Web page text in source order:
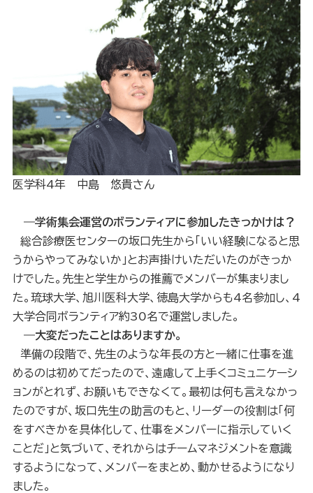
医学科4年 中島 悠貴さん
―学術集会運営のボランティアに参加したきっかけは？
総合診療医センターの坂口先生から「いい経験になると思
うからやってみないか」とお声掛けいただいたのがきっか
けでした。先生と学生からの推薦でメンバーが集まりまし
た。琉球大学、旭川医科大学、徳島大学からも4名参加し、4
大学合同ボランティア約30名で運営しました。
―大変だったことはありますか。
準備の段階で、先生のような年長の方と一緒に仕事を進
めるのは初めてだったので、遠慮して上手くコミュニケーシ
ョンがとれず、お願いもできなくて。最初は何も言えなかっ
たのですが、坂口先生の助言のもと、リーダーの役割は「何
をすべきかを具体化して、仕事をメンバーに指示していく
ことだ」と気づいて、それからはチームマネジメントを意識
するようになって、メンバーをまとめ、動かせるようになり
ました。